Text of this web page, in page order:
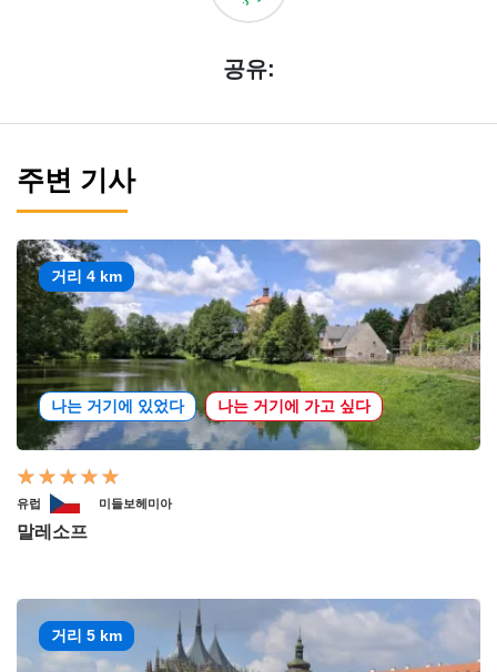
공유:
주변 기사
거리 4 km
나는 거기에 있었다 나는 거기에 가고 싶다
유럽 미들보헤미아
말레소프
거리 5 km